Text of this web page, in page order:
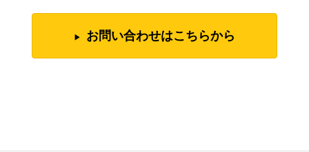
お問い合わせはこちらから